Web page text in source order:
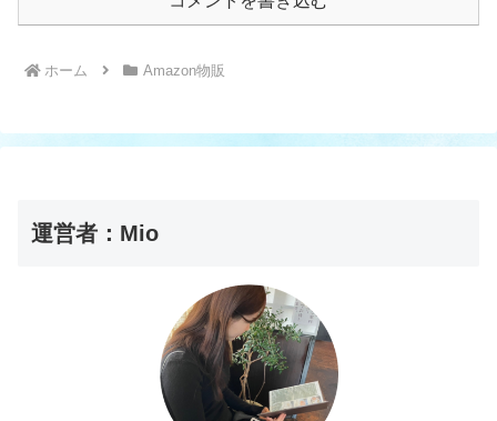
ホーム Amazon物販
運営者：Mio